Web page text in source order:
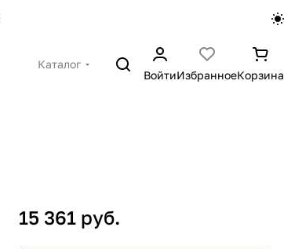
Каталог
ВойтиИзбранноеКорзина
15 361 руб.